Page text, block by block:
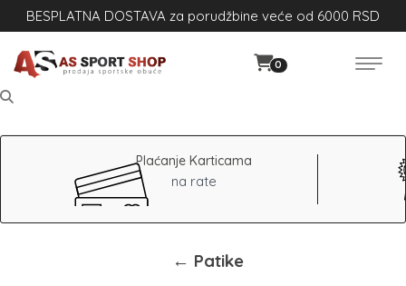
BESPLATNA DOSTAVA za porudžbine veće od 6000 RSD
0
Plaćanje Karticama
na rate
← Patike